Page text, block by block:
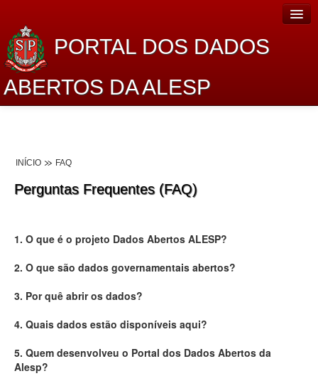
PORTAL DOS DADOS
ABERTOS DA ALESP
Lei de Acesso à Informação
Administração
INÍCIO FAQ
Perguntas Frequentes (FAQ)
1. O que é o projeto Dados Abertos ALESP?
2. O que são dados governamentais abertos?
3. Por quê abrir os dados?
4. Quais dados estão disponíveis aqui?
5. Quem desenvolveu o Portal dos Dados Abertos da
Alesp?